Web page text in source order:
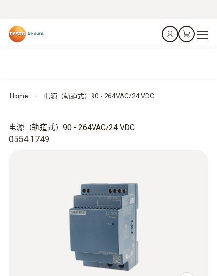
Home 电源（轨道式）90 - 264VAC/24 VDC
0554 1749
电源（轨道式）90 - 264VAC/24 VDC